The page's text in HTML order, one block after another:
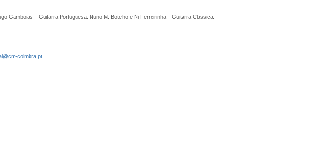
Gambóias – Guitarra Portuguesa. Nuno M. Botelho e Ni Ferreirinha – Guitarra Clássica.
coimbra.pt